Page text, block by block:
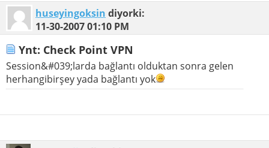
huseyingoksin diyorki:
11-30-200701:10 PM
Ynt: Check Point VPN
Session&#039;larda bağlantı olduktan sonra gelen
herhangibirşey yada bağlantı yok